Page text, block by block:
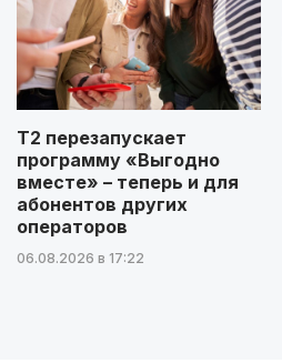
Т2 перезапускает
программу «Выгодно
вместе» – теперь и для
абонентов других
операторов
06.08.2026 в 17:22